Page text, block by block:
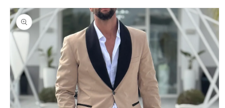
Passa alle
informazioni
sul prodotto